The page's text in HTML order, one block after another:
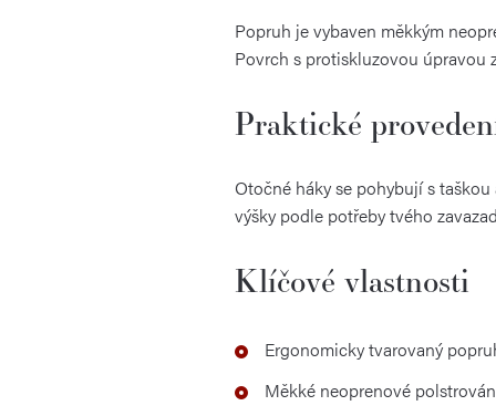
Popruh je vybaven měkkým
Povrch s protiskluzovou úpravou
Praktické
Otočné háky se pohybují s
výšky podle potřeby tvého
Klíčové vlastnosti
Ergonomicky tvarovaný
Měkké neoprenové